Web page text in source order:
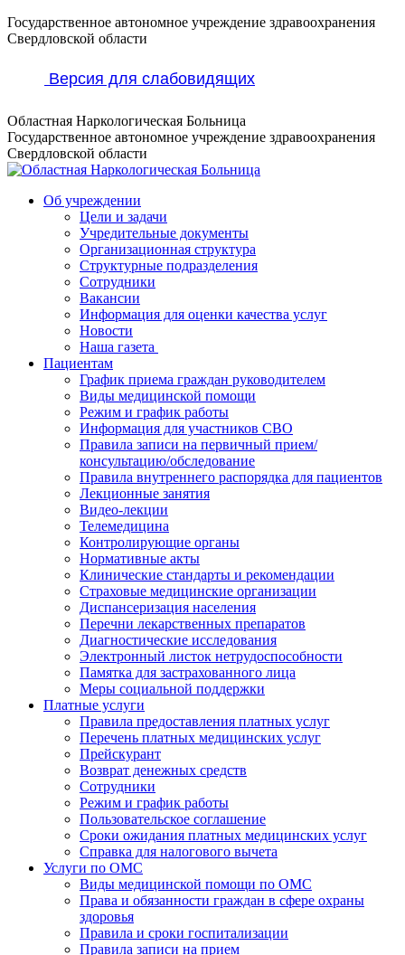
Перейти
к
Государственное автономное учреждение здравоохранения
Свердловской области
Версия для слабовидящих
Областная Наркологическая Больница
Государственное автономное учреждение здравоохранения
Свердловской области
Об учреждении
Цели и задачи
Учредительные документы
Организационная структура
Структурные подразделения
Сотрудники
Вакансии
Информация для оценки качества услуг
Новости
​​Наша газета
Пациентам
График приема граждан руководителем
Виды медицинской помощи
Режим и график работы
Информация для участников СВО
Правила записи на первичный прием/
консультацию/обследование
Правила внутреннего распорядка для пациентов
Лекционные занятия
Видео-лекции
Телемедицина
Контролирующие органы
Нормативные акты
Клинические стандарты и рекомендации
Страховые медицинские организации
Диспансеризация населения
Перечни лекарственных препаратов
Диагностические исследования
Электронный листок нетрудоспособности
Памятка для застрахованного лица
Меры социальной поддержки
Платные услуги
Правила предоставления платных услуг
Перечень платных медицинских услуг
Прейскурант
Возврат денежных средств
Сотрудники
Режим и график работы
Пользовательское соглашение
Сроки ожидания платных медицинских услуг
Справка для налогового вычета
Услуги по ОМС
Виды медицинской помощи по ОМС
Права и обязанности граждан в сфере охраны
здоровья
Правила и сроки госпитализации
Правила записи на прием